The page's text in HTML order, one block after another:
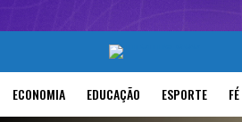
ECONOMIA EDUCAÇÃO ESPORTE FÉ